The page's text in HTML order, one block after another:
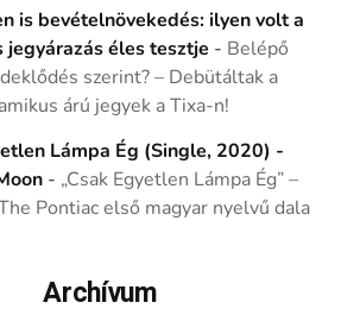
is bevételnövekedés: ilyen volt a
jegyárazás éles tesztje - Belépő
szerint? – Debütáltak a
árú jegyek a Tixa-n!
Lámpa Ég (Single, 2020) -
- „Csak Egyetlen Lámpa Ég” –
Pontiac első magyar nyelvű dala
Archívum